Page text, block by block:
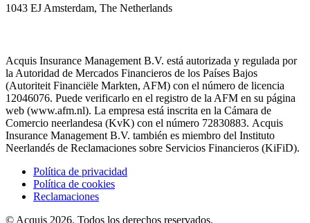
1043 EJ Amsterdam, The Netherlands
Acquis Insurance Management B.V. está autorizada y regulada por
la Autoridad de Mercados Financieros de los Países Bajos
(Autoriteit Financiële Markten, AFM) con el número de licencia
12046076. Puede verificarlo en el registro de la AFM en su página
web (www.afm.nl). La empresa está inscrita en la Cámara de
Comercio neerlandesa (KvK) con el número 72830883. Acquis
Insurance Management B.V. también es miembro del Instituto
Neerlandés de Reclamaciones sobre Servicios Financieros (KiFiD).
Política de privacidad
Política de cookies
Reclamaciones
© Acquis 2026. Todos los derechos reservados.